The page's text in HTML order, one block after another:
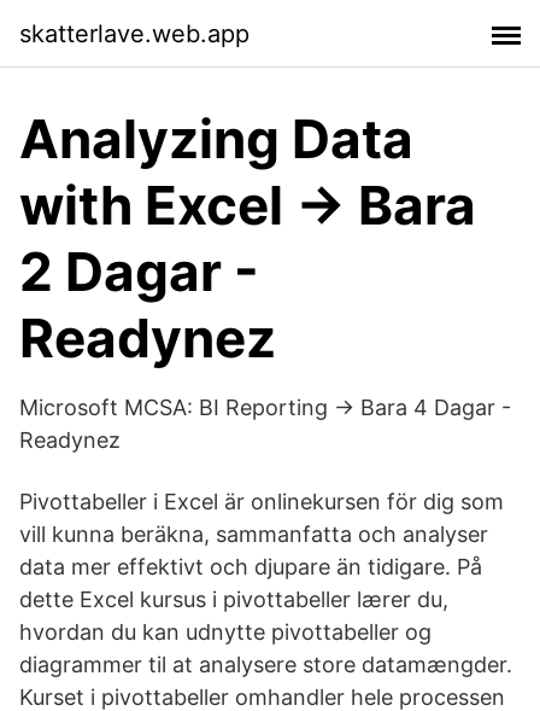
skatterlave.web.app
Analyzing Data
with Excel → Bara
2 Dagar -
Readynez
Microsoft MCSA: BI Reporting → Bara 4 Dagar -
Readynez
Pivottabeller i Excel är onlinekursen för dig som
vill kunna beräkna, sammanfatta och analyser
data mer effektivt och djupare än tidigare. På
dette Excel kursus i pivottabeller lærer du,
hvordan du kan udnytte pivottabeller og
diagrammer til at analysere store datamængder.
Kurset i pivottabeller omhandler hele processen